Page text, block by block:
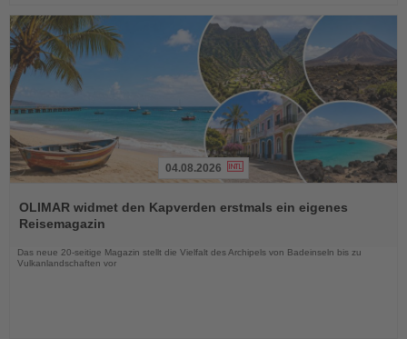
Sie
die
Nachrichten
04.08.2026
OLIMAR widmet den Kapverden erstmals ein eigenes
Reisemagazin
Das neue 20-seitige Magazin stellt die Vielfalt des Archipels von Badeinseln bis zu
Vulkanlandschaften vor